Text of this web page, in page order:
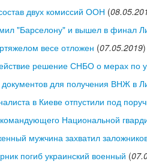
двух комиссий ООН (
"Барселону" и вышел в финал
весе отложен (07.05.2019)
решение СНБО о мерах по
документов для получения ВНЖ в
в Киеве отпустили под
Национальной
мужчина захватил
погиб украинский военный (